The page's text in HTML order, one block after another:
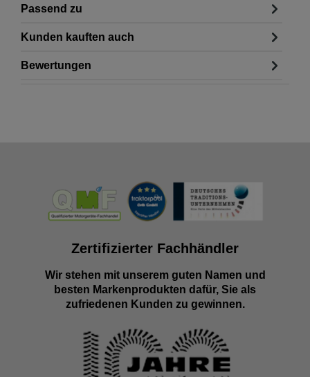
Passend zu
Kunden kauften auch
Bewertungen
Zertifizierter Fachhändler
Wir stehen mit unserem guten Namen und
besten Markenprodukten dafür, Sie als
zufriedenen Kunden zu gewinnen.